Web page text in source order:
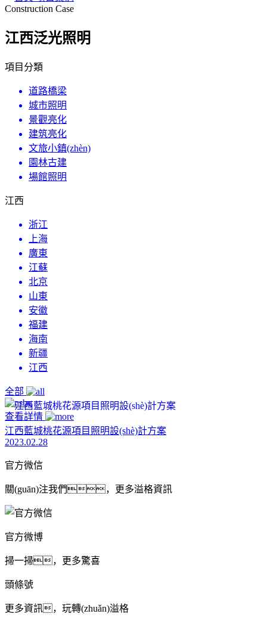
Construction Case
江西泛光照明
項目分類
道路橋梁
城市照明
景觀亮化
建筑亮化
文旅小鎮(zhèn)
園林古建
場館照明
江西
浙江
上海
廣東
江蘇
北京
山東
安徽
福建
海南
新疆
江西
全部
查看詳情
江西藍城桃花源項目照明設(shè)計方案
2023.02.28
官方微信
關(guān)注我們，更多溢格資訊
官方微博
掃一掃，更多驚喜
頭條號
更多資訊，玩轉(zhuǎn)溢格